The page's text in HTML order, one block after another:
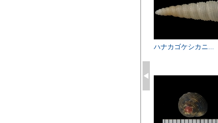
ハナカゴケシカニ...